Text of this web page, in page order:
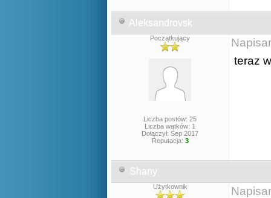
Aleksandrovsk
Początkujący
Liczba postów: 25
Liczba wątków: 1
Dołączył: Sep 2017
Reputacja: 3
teraz
Shany
Użytkownik